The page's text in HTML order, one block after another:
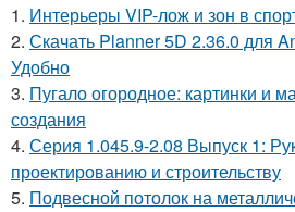
1. Интерьеры VIP-лож и зон в
2. Скачать Planner 5D 2.36.0 для
Удобно
3. Пугало огородное: картинки и
создания
4. Серия 1.045.9-2.08 Выпуск 1:
проектированию и строительству
5. Подвесной потолок на